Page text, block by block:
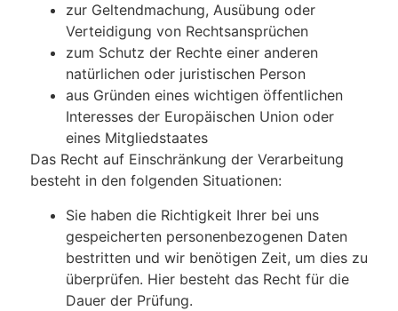
zur Geltendmachung, Ausübung oder
Verteidigung von Rechtsansprüchen
zum Schutz der Rechte einer anderen
natürlichen oder juristischen Person
aus Gründen eines wichtigen öffentlichen
Interesses der Europäischen Union oder
eines Mitgliedstaates
Das Recht auf Einschränkung der Verarbeitung
besteht in den folgenden Situationen:
Sie haben die Richtigkeit Ihrer bei uns
gespeicherten personenbezogenen Daten
bestritten und wir benötigen Zeit, um dies zu
überprüfen. Hier besteht das Recht für die
Dauer der Prüfung.